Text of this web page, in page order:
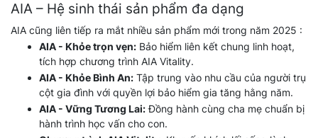
AIA – Hệ sinh thái sản phẩm đa dạng
AIA cũng liên tiếp ra mắt nhiều sản phẩm mới trong năm 2025 :
AIA - Khỏe trọn vẹn: Bảo hiểm liên kết chung linh hoạt,
tích hợp chương trình AIA Vitality.
AIA - Khỏe Bình An: Tập trung vào nhu cầu của người trụ
cột gia đình với quyền lợi bảo hiểm gia tăng hằng năm.
AIA - Vững Tương Lai:Đồng hành cùng cha mẹ chuẩn bị
hành trình học vấn cho con.